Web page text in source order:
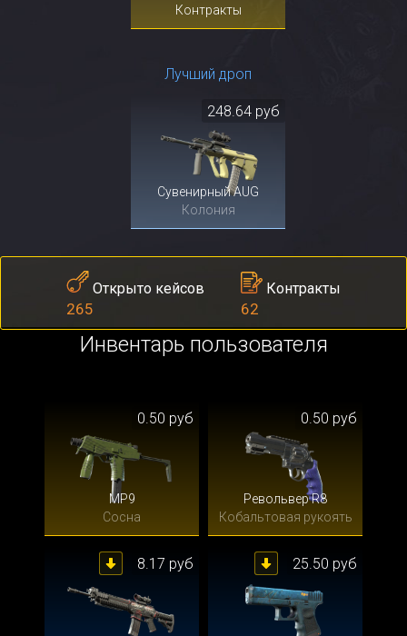
Контракты
Лучший дроп
Сувенирный AUG
Колония
248.64 руб
Открыто кейсов
265
Контракты
62
Инвентарь пользователя
MP9
Сосна
0.50 руб
Револьвер R8
Кобальтовая рукоять
0.50 руб
8.17 руб 25.50 руб